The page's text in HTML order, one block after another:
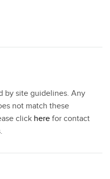
by site guidelines. Any
not match these
click here for contact